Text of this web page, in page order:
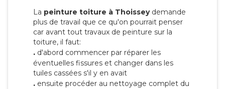
La peinture toiture à Thoisseydemande
plus de travail que ce qu'on pourrait penser
car avant tout travaux de peinture sur la
toiture, il faut:
. d'abord commencer par réparer les
éventuelles fissures et changer dans les
tuiles cassées s'il y en avait
. ensuite procéder au nettoyage complet du